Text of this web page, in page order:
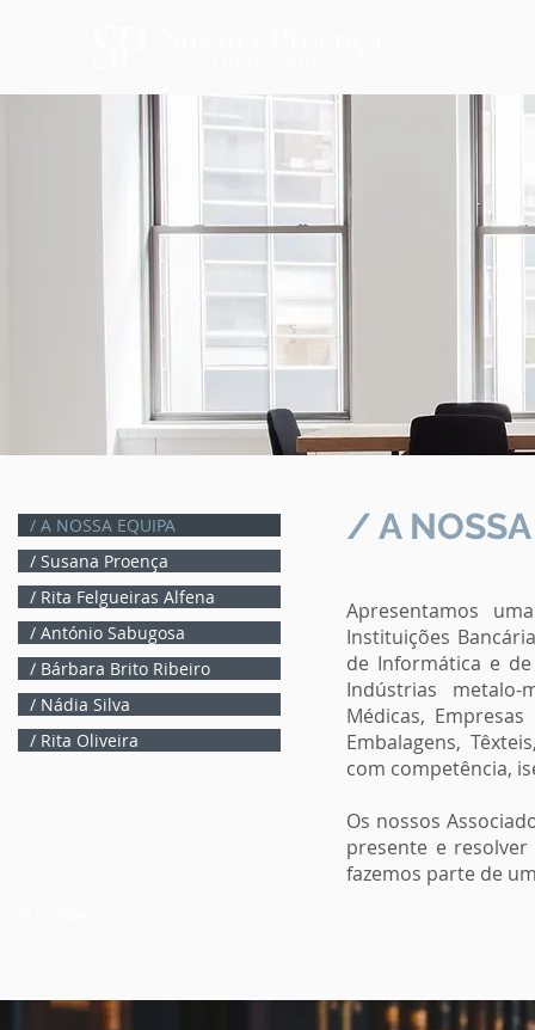
/ A NOSSA EQUIPA
/ Susana Proença
/ Rita Felgueiras Alfena
/ António Sabugosa
/ Bárbara Brito Ribeiro
/ Nádia Silva
/ Rita Oliveira
/ A NOSSA
Apresentamos
Instituições
de Informática e
Indústrias metalo-
Médicas,
Embalagens,
com competência,
Os nossos
presente e
fazemos parte de